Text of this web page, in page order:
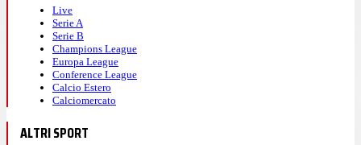
Live
Serie A
Serie B
Champions League
Europa League
Conference League
Calcio Estero
Calciomercato
ALTRI SPORT